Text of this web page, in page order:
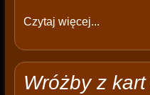
Czytaj więcej...
Wróżby z